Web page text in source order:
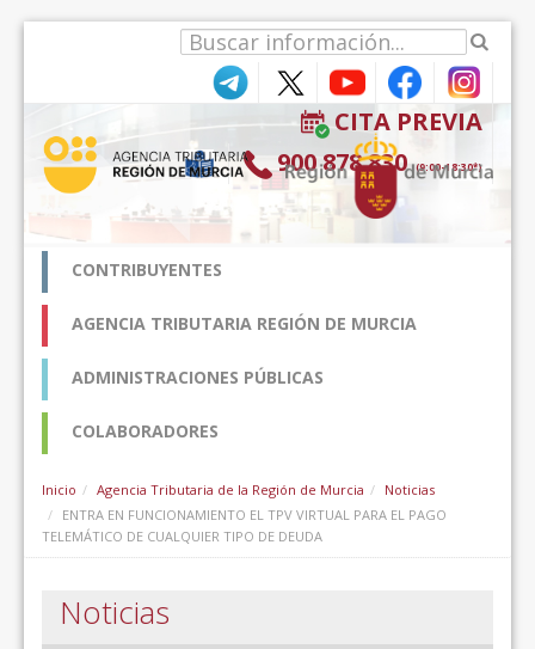
CITA PREVIA
900 878 830 (9:00-18:30*)
CONTRIBUYENTES
AGENCIA TRIBUTARIA REGIÓN DE MURCIA
ADMINISTRACIONES PÚBLICAS
COLABORADORES
Inicio Agencia Tributaria de la Región de Murcia
Noticias
ENTRA EN FUNCIONAMIENTO EL TPV VIRTUAL PARA EL PAGO
TELEMÁTICO DE CUALQUIER TIPO DE DEUDA
Noticias